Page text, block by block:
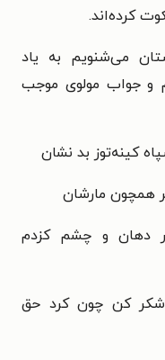
کرده‌اند.
می‌شنویم به یاد
و جواب مولوی موجب
کینه‌توز بد نشان
همچون مارشان
دهان و چشم کزدم
کن چون کرد حق